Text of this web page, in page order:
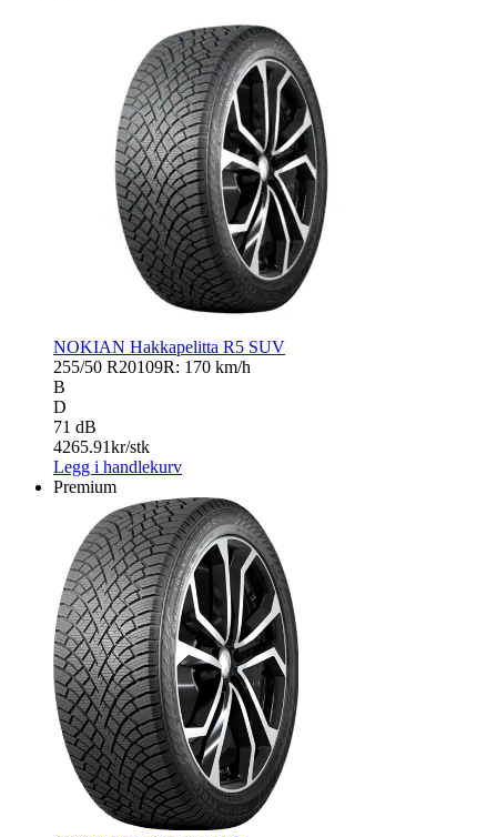
NOKIAN Hakkapelitta R5 SUV
255/50 R20109R: 170 km/h
B
D
71 dB
4265.91kr/stk
Legg i handlekurv
Premium